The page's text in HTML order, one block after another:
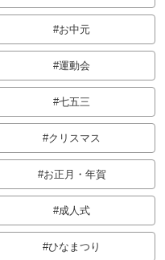
お中元
運動会
七五三
クリスマス
お正月・年賀
成人式
ひなまつり